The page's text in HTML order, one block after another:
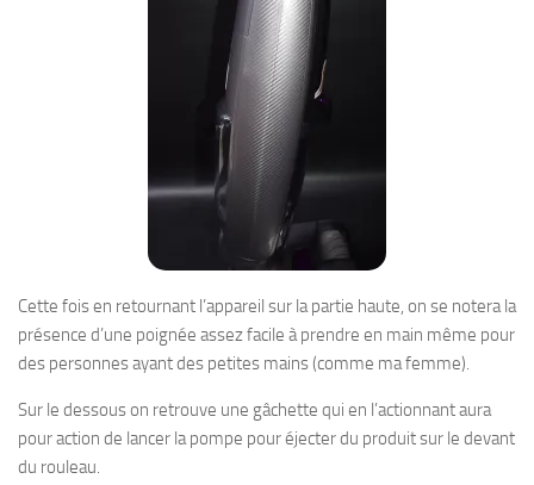
Cette fois en retournant l’appareil sur la partie haute, on se notera la
présence d’une poignée assez facile à prendre en main même pour
des personnes ayant des petites mains (comme ma femme).
Sur le dessous on retrouve une gâchette qui en l’actionnant aura
pour action de lancer la pompe pour éjecter du produit sur le devant
du rouleau.